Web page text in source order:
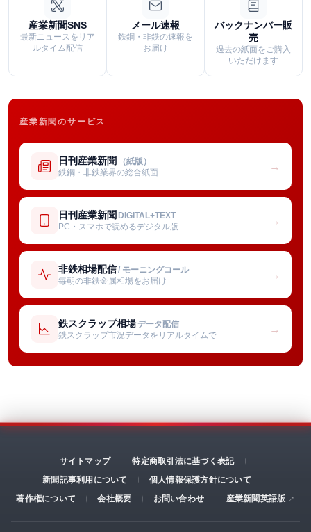
産業新聞SNS
最新ニュースをリア
ルタイム配信
メール速報
鉄鋼・非鉄の速報を
お届け
バックナンバー販
売
過去の紙面をご購入
いただけます
産業新聞のサービス
日刊産業新聞 （紙版）
鉄鋼・非鉄業界の総合紙面
→
日刊産業新聞 DIGITAL+TEXT
PC・スマホで読めるデジタル版
→
非鉄相場配信/ モーニングコール
毎朝の非鉄金属相場をお届け
→
鉄スクラップ相場 データ配信
鉄スクラップ市況データをリアルタイムで
→
サイトマップ
特定商取引法に基づく表記
新聞記事利用について
個人情報保護方針について
著作権について
会社概要 お問い合わせ 産業新聞英語版